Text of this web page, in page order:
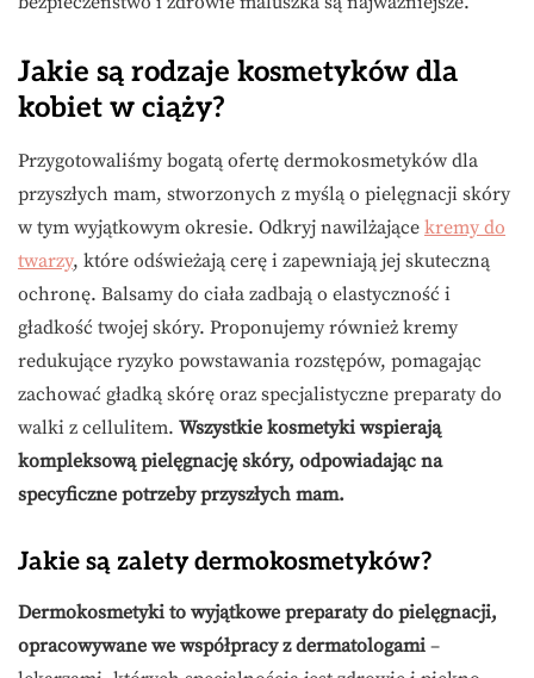
Jakie są rodzaje kosmetyków dla
kobiet w ciąży?
Przygotowaliśmy bogatą ofertę dermokosmetyków dla
przyszłych mam, stworzonych z myślą o pielęgnacji skóry
w tym wyjątkowym okresie. Odkryj nawilżające kremy do
twarzy, które odświeżają cerę i zapewniają jej skuteczną
ochronę. Balsamy do ciała zadbają o elastyczność i
gładkość twojej skóry. Proponujemy również kremy
redukujące ryzyko powstawania rozstępów, pomagając
zachować gładką skórę oraz specjalistyczne preparaty do
walki z cellulitem. Wszystkie kosmetyki wspierają
kompleksową pielęgnację skóry, odpowiadając na
specyficzne potrzeby przyszłych mam.
Jakie są zalety dermokosmetyków?
Dermokosmetyki to wyjątkowe preparaty do pielęgnacji,
opracowywane we współpracy z dermatologami –